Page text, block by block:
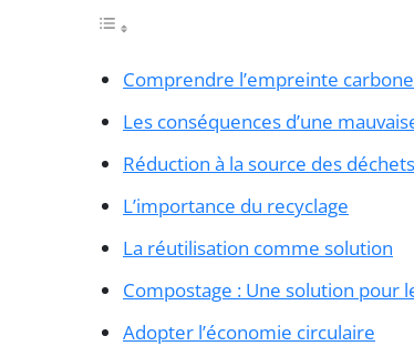
Comprendre l’empreinte
Les conséquences d’une
Réduction à la source des déchets
L’importance du recyclage
La réutilisation comme solution
Compostage : Une solution pour
Adopter l’économie circulaire